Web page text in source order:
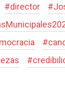
#director #
#
#